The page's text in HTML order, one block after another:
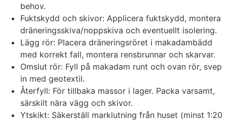
behov.
Fuktskydd och skivor: Applicera fuktskydd, montera
dräneringsskiva/noppskiva och eventuellt isolering.
Lägg rör: Placera dräneringsröret i makadambädd
med korrekt fall, montera rensbrunnar och skarvar.
Omslut rör: Fyll på makadam runt och ovan rör, svep
in med geotextil.
Återfyll: För tillbaka massor i lager. Packa varsamt,
särskilt nära vägg och skivor.
Ytskikt: Säkerställ marklutning från huset (minst 1:20